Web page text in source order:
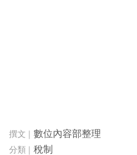
數位內容部整理
稅制